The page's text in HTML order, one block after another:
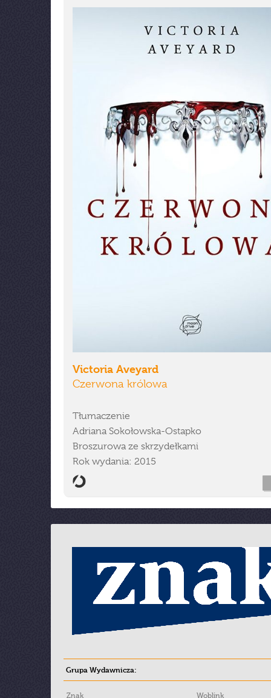
Victoria Aveyard
Czerwona królowa
Tłumaczenie
Adriana Sokołowska-Ostapko
Broszurowa ze skrzydełkami
Rok wydania: 2015
Grupa Wydawnicza:
Znak Woblink